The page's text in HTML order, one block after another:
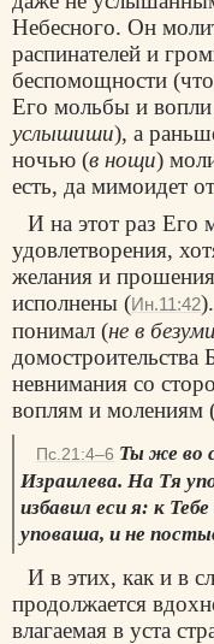
Небесного. Он
распинателей и
беспомощности
Его мольбы и
услышиши), а
ночью (в нощи)
есть, да мимоидет от
И на этот раз Его
удовлетворения,
желания и
исполнены (Ин.11:42
понимал (не в
невнимания со
воплям и молениям
Пс.21:4–6 Ты же во
Израилева. На Тя
избавил еси я: к
уповаша, и не
И в этих, как и в
продолжается
влагаемая в уста